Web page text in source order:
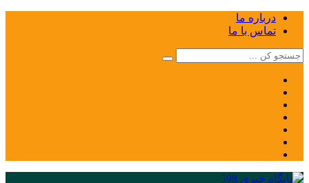
درباره ما
تماس با ما